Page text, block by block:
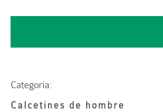
Categoría:
Calcetines de hombre